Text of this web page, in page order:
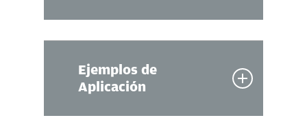
Ejemplos de
Aplicación